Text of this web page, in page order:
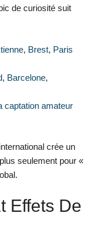
de curiosité suit
, Brest, Paris
, Barcelone,
captation amateur
crée un
seulement pour «
Effets De